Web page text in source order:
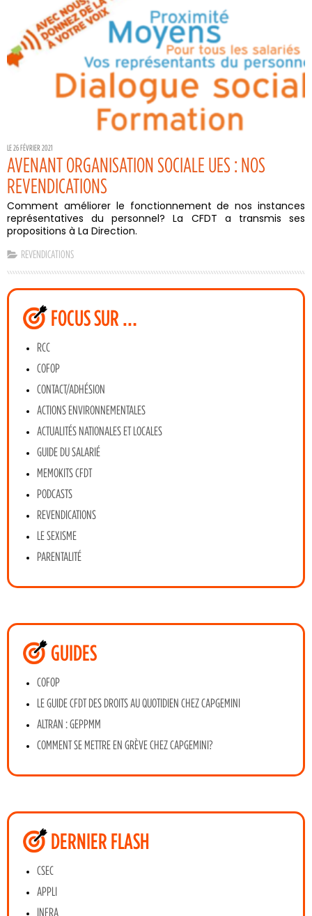
LE 26 FÉVRIER 2021
AVENANT ORGANISATION SOCIALE UES : NOS
REVENDICATIONS
Comment améliorer le fonctionnement de nos instances
représentatives du personnel? La CFDT a transmis ses
propositions à La Direction.
REVENDICATIONS
FOCUS SUR …
RCC
COFOP
CONTACT/ADHÉSION
ACTIONS ENVIRONNEMENTALES
ACTUALITÉS NATIONALES ET LOCALES
GUIDE DU SALARIÉ
MEMOKITS CFDT
PODCASTS
REVENDICATIONS
LE SEXISME
PARENTALITÉ
GUIDES
COFOP
LE GUIDE CFDT DES DROITS AU QUOTIDIEN CHEZ CAPGEMINI
ALTRAN : GEPPMM
COMMENT SE METTRE EN GRÈVE CHEZ CAPGEMINI?
DERNIER FLASH
CSEC
APPLI
INFRA